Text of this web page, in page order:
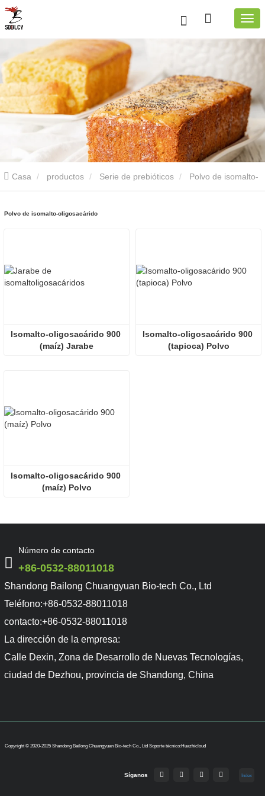
Casa productos Serie de prebióticos
Polvo de isomalto-oligosacárido
Isomalto-oligosacárido 900
(maíz) Jarabe
Isomalto-oligosacárido 900
(tapioca) Polvo
Isomalto-oligosacárido 900
(maíz) Polvo
Número de contacto
+86-0532-88011018
Shandong Bailong Chuangyuan Bio-tech Co., Ltd
Teléfono:+86-0532-88011018
contacto:+86-0532-88011018
La dirección de la empresa:
Calle Dexin, Zona de Desarrollo de Nuevas Tecnologías,
ciudad de Dezhou, provincia de Shandong, China
Copyright © 2020-2025 Shandong Bailong Chuangyuan Bio-tech Co., Ltd Soporte técnico:Huazhicloud
Síganos Index